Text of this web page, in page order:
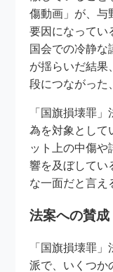
傷動画」が、与
要因になってい
国会での冷静な
が揺らいだ結果
段につながった
「国旗損壊罪
為を対象として
ット上の中傷や
響を及ぼしてい
な一面だと言え
法案への賛
「国旗損壊罪
派で、いくつか